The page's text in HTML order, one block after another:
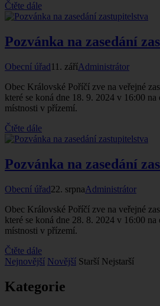
Čtěte dále
Pozvánka na zasedání
Obecní úřad11. záříAdministrátor
Obec Královské Poříčí zve na veřejné
které se koná dne 18. 9. 2024 v 16:00 na
místnosti v přízemí.
Čtěte dále
Pozvánka na zasedání
Obecní úřad22. srpnaAdministrátor
Obec Královské Poříčí zve na veřejné
které se koná dne 28. 8. 2024 v 16:00 na
místnosti v přízemí.
Čtěte dále
Nejnovější Novější Starší Nejstarší
Kategorie